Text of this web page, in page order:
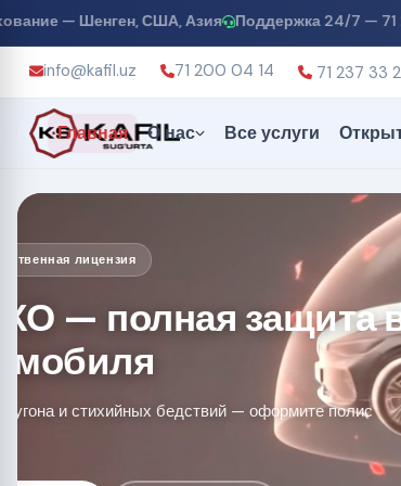
США, Азия Поддержка 24/7 — 71 200 04 14
info@kafil.uz 71 200 04 14 71 237 33
Главная О нас Все услуги
Государственная лицензия
КАСКО-GREEN —
электромобиля
Специальное покрытие для электро и